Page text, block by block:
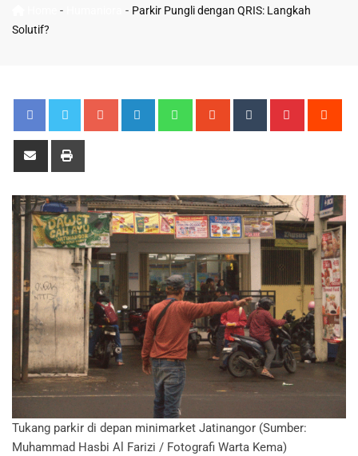
- - Parkir Pungli dengan QRIS: Langkah
Solutif?
Tukang parkir di depan minimarket Jatinangor (Sumber:
Muhammad Hasbi Al Farizi / Fotografi Warta Kema)